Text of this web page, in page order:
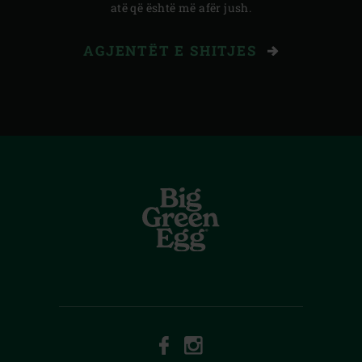
atë që është më afër jush.
AGJENTËT E SHITJES
FACEBOOK